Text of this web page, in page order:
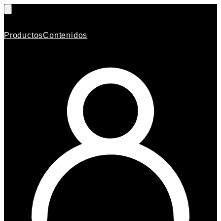
ProductosContenidos